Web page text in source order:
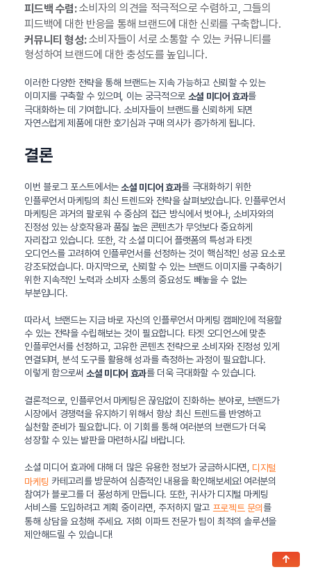
피드백 수렴:소비자의 의견을 적극적으로 수렴하고, 그들의
피드백에 대한 반응을 통해 브랜드에 대한 신뢰를 구축합니다.
커뮤니티 형성:소비자들이 서로 소통할 수 있는 커뮤니티를
형성하여 브랜드에 대한 충성도를 높입니다.
이러한 다양한 전략을 통해 브랜드는 지속 가능하고 신뢰할 수 있는
이미지를 구축할 수 있으며, 이는 궁극적으로 소셜 미디어 효과를
극대화하는 데 기여합니다. 소비자들이 브랜드를 신뢰하게 되면
자연스럽게 제품에 대한 호기심과 구매 의사가 증가하게 됩니다.
결론
이번 블로그 포스트에서는소셜 미디어 효과를 극대화하기 위한
인플루언서 마케팅의 최신 트렌드와 전략을 살펴보았습니다. 인플루언서
마케팅은 과거의 팔로워 수 중심의 접근 방식에서 벗어나, 소비자와의
진정성 있는 상호작용과 품질 높은 콘텐츠가 무엇보다 중요하게
자리잡고 있습니다. 또한, 각 소셜 미디어 플랫폼의 특성과 타겟
오디언스를 고려하여 인플루언서를 선정하는 것이 핵심적인 성공 요소로
강조되었습니다. 마지막으로, 신뢰할 수 있는 브랜드 이미지를 구축하기
위한 지속적인 노력과 소비자 소통의 중요성도 빼놓을 수 없는
부분입니다.
따라서, 브랜드는 지금 바로 자신의 인플루언서 마케팅 캠페인에 적용할
수 있는 전략을 수립해보는 것이 필요합니다. 타겟 오디언스에 맞춘
인플루언서를 선정하고, 고유한 콘텐츠 전략으로 소비자와 진정성 있게
연결되며, 분석 도구를 활용해 성과를 측정하는 과정이 필요합니다.
이렇게 함으로써 소셜 미디어 효과를 더욱 극대화할 수 있습니다.
결론적으로, 인플루언서 마케팅은 끊임없이 진화하는 분야로, 브랜드가
시장에서 경쟁력을 유지하기 위해서 항상 최신 트렌드를 반영하고
실천할 준비가 필요합니다. 이 기회를 통해 여러분의 브랜드가 더욱
성장할 수 있는 발판을 마련하시길 바랍니다.
소셜 미디어 효과에 대해 더 많은 유용한 정보가 궁금하시다면, 디지털
마케팅 카테고리를 방문하여 심층적인 내용을 확인해보세요! 여러분의
참여가 블로그를 더 풍성하게 만듭니다. 또한, 귀사가 디지털 마케팅
서비스를 도입하려고 계획 중이라면, 주저하지 말고 프로젝트 문의 를
통해 상담을 요청해 주세요. 저희 이파트 전문가 팀이 최적의 솔루션을
제안해드릴 수 있습니다!
↑